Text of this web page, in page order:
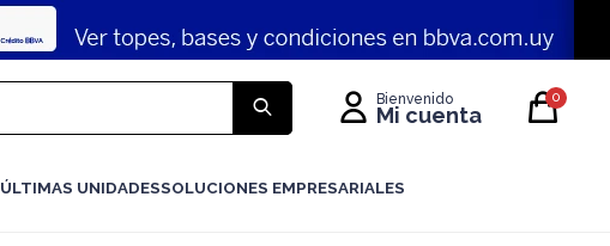
ÚLTIMAS UNIDADESSOLUCIONES EMPRESARIALES
0